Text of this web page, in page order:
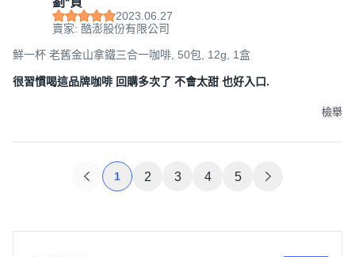
2023.06.27
賣家: 酷澎股份有限公司
鮮一杯 老舊金山拿鐵三合一咖啡, 50包, 12g, 1盒
很習慣喝這品牌咖啡 回購多次了 不會太甜 也好入口.
檢舉
1 2 3 4 5